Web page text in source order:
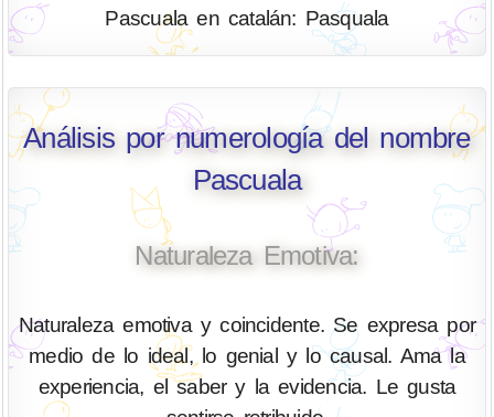
Pascuala en catalán: Pasquala
Análisis por numerología del nombre
Pascuala
Naturaleza Emotiva:
Naturaleza emotiva y coincidente. Se expresa por
medio de lo ideal, lo genial y lo causal. Ama la
experiencia, el saber y la evidencia. Le gusta